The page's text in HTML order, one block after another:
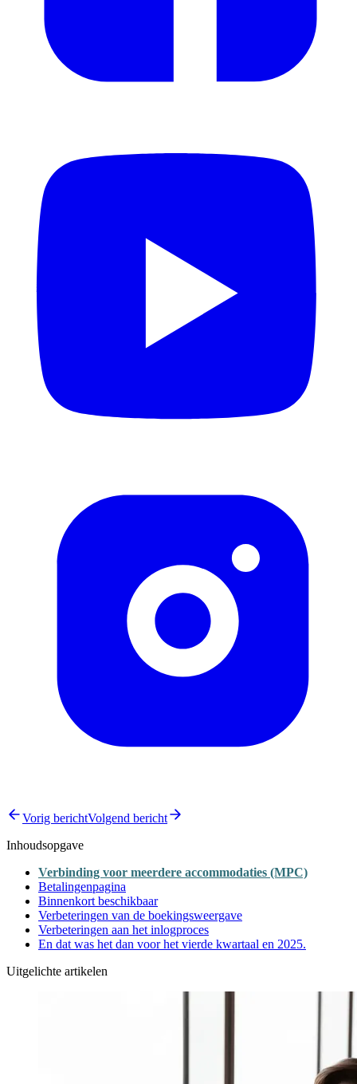
Vorig berichtVolgend bericht
Inhoudsopgave
Verbinding voor meerdere accommodaties (MPC)
Betalingenpagina
Binnenkort beschikbaar
Verbeteringen van de boekingsweergave
Verbeteringen aan het inlogproces
En dat was het dan voor het vierde kwartaal en 2025.
Uitgelichte artikelen